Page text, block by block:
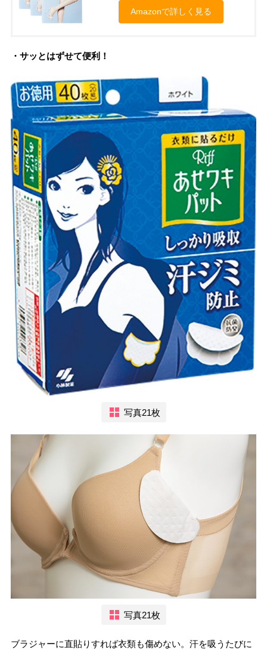
Amazonで詳しく見る
・サッとはずせて便利！
写真21枚
写真21枚
ブラジャーに直貼りすれば衣類も傷めない。汗を吸うたびに